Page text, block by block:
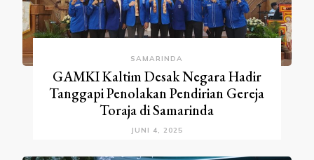
SAMARINDA
GAMKI Kaltim Desak Negara Hadir
Tanggapi Penolakan Pendirian Gereja
Toraja di Samarinda
JUNI 4, 2025